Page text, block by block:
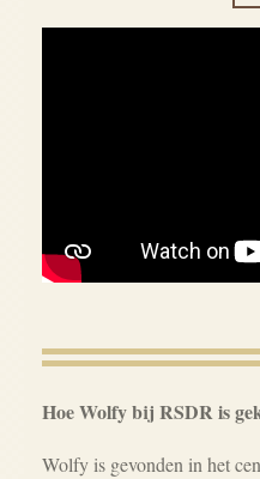
Hoe Wolfy bij RSDR is
Wolfy is gevonden in het